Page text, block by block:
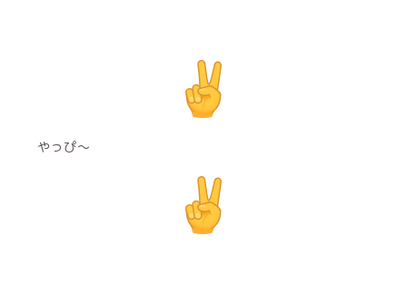
️やっぴ〜